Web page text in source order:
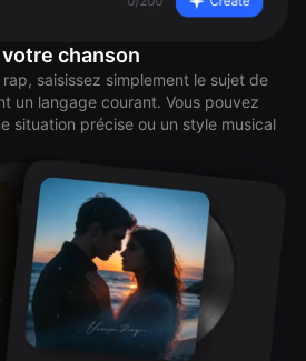
chanson
saisissez simplement le sujet de
un langage courant. Vous pouvez
situation précise ou un style musical